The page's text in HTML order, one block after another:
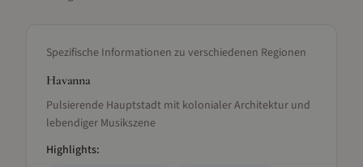
Spezifische Informationen zu verschiedenen Regionen
Havanna
Pulsierende Hauptstadt mit kolonialer Architektur und
lebendiger Musikszene
Highlights: